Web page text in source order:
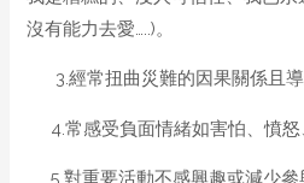
沒有能力去愛…..)。
3.經常扭曲災難的因果關係且導
4.常感受負面情緒如害怕、憤怒
5.對重要活動不感興趣或減少參